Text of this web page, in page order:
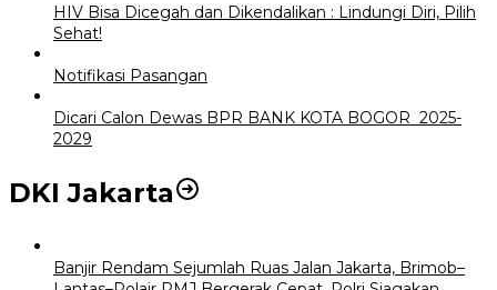
HIV Bisa Dicegah dan Dikendalikan : Lindungi Diri, Pilih
Sehat!
Notifikasi Pasangan
Dicari Calon Dewas BPR BANK KOTA BOGOR 2025-
2029
DKI Jakarta
Banjir Rendam Sejumlah Ruas Jalan Jakarta, Brimob–